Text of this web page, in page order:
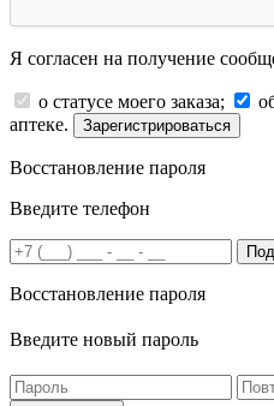
Я согласен на получение
о статусе моего заказа;
аптеке.
Зарегистрироваться
Восстановление пароля
Введите телефон
Восстановление пароля
Введите новый пароль